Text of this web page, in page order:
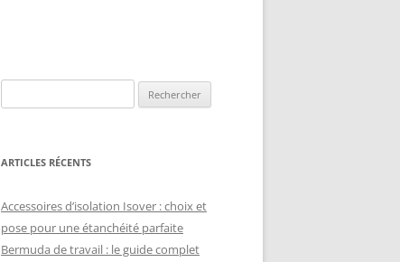
ARTICLES RÉCENTS
Accessoires d’isolation Isover : choix et
pose pour une étanchéité parfaite
Bermuda de travail : le guide complet